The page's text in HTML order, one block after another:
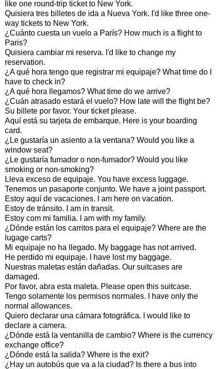
like one round-trip ticket to New York.
Quisiera tres billetes de ida a Nueva York. I'd like three one-
way tickets to New York.
¿Cuánto cuesta un vuelo a París? How much is a flight to
Paris?
Quisiera cambiar mi reserva. I'd like to change my
reservation.
¿A qué hora tengo que registrar mi equipaje? What time do I
have to check in?
¿A qué hora llegamos? What time do we arrive?
¿Cuán atrasado estará el vuelo? How late will the flight be?
Su billete por favor. Your ticket please.
Aquí está su tarjeta de embarque. Here is your boarding
card.
¿Le gustaría un asiento a la ventana? Would you like a
window seat?
¿Le gustaría fumador o non-fumador? Would you like
smoking or non-smoking?
Lleva exceso de equipaje. You have excess luggage.
Tenemos un pasaporte conjunto. We have a joint passport.
Estoy aquí de vacaciones. I am here on vacation.
Estoy de tránsito. I am in transit.
Estoy com mi familia. I am with my family.
¿Dónde están los carritos para el equipaje? Where are the
lugage carts?
Mi equipaje no ha llegado. My baggage has not arrived.
He perdido mi equipaje. I have lost my baggage.
Nuestras maletas están dañadas. Our suitcases are
damaged.
Por favor, abra esta maleta. Please open this suitcase.
Tengo solamente los permisos normales. I have only the
normal allowances.
Quiero declarar una cámara fotográfica. I would like to
declare a camera.
¿Dónde está la ventanilla de cambio? Where is the currency
exchange office?
¿Dónde está la salida? Where is the exit?
¿Hay un autobús que va a la ciudad? Is there a bus into